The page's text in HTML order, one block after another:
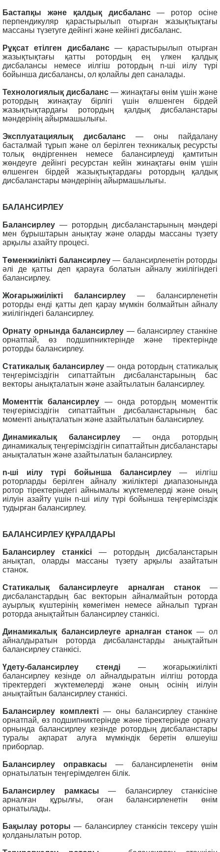
Бастапқы және қалдық дисбаланс— ротор осіне
перпендикуляр қарастырылып отырған жазықтықтағы
массаны түзетуге дейінгі және кейінгі дисбаланс.
Рұқсат етілген дисбаланс— қарастырылып отырған
жазықтықтағы қатты ротордың ең үлкен қалдық
дисбалансы немесе иілгіш ротордың n-ші иілу түрі
бойынша дисбалансы, ол қолайлы деп саналады.
Технологиялық дисбаланс — жинақтағы өнім үшін және
ротордың жинақтау бірлігі үшін өлшенген бірдей
жазықтықтардағы ротордың қалдық дисбаланстары
мәндерінің айырмашылығы.
Эксплуатациялық дисбаланс — оны пайдалану
басталмай тұрып және ол берілген техникалық ресурсты
толық өндіргеннен немесе балансирлеуді қамтитын
жөндеуге дейінгі ресурстан кейін жинақтағы өнім үшін
өлшенген бірдей жазықтықтардағы ротордың қалдық
дисбаланстары мәндерінің айырмашылығы.
БАЛАНСИРЛЕУ
Балансирлеу — ротордың дисбаланстарының мәндері
мен бұрыштарын анықтау және оларды массаны түзету
арқылы азайту процесі.
Төменжиілікті балансирлеу— балансирленетін роторды
әлі де қатты деп қарауға болатын айналу жиілігіндегі
балансирлеу.
Жоғарыжиілікті балансирлеу — балансирленетін
роторды енді қатты деп қарау мүмкін болмайтын айналу
жиілігіндегі балансирлеу.
Орнату орнында балансирлеу — балансирлеу станкіне
орнатпай, өз подшипниктерінде және тіректерінде
роторды балансирлеу.
Статикалық балансирлеу— онда ротордың статикалық
теңгерімсіздігін сипаттайтын дисбаланстарының бас
векторы анықталатын және азайтылатын балансирлеу.
Моменттік балансирлеу — онда ротордың моменттік
теңгерімсіздігін сипаттайтын дисбаланстарының бас
моменті анықталатын және азайтылатын балансирлеу.
Динамикалық балансирлеу — онда ротордың
динамикалық теңгерімсіздігін сипаттайтын дисбаланстары
анықталатын және азайтылатын балансирлеу.
n-ші иілу түрі бойынша балансирлеу— иілгіш
роторларды берілген айналу жиіліктері диапазонында
ротор тіректеріндегі айнымалы жүктемелерді және оның
иілуін азайту үшін n-ші иілу түрі бойынша теңгерімсіздік
тудырған балансирлеу.
БАЛАНСИРЛЕУ ҚҰРАЛДАРЫ
Балансирлеу станкісі — ротордың дисбаланстарын
анықтап, оларды массаны түзету арқылы азайтатын
станок.
Статикалық балансирлеуге арналған станок —
дисбаланстардың бас векторын айналмайтын роторда
ауырлық күштерінің көмегімен немесе айналып тұрған
роторда анықтайтын балансирлеу станкісі.
Динамикалық балансирлеуге арналған станок — ол
айналдыратын роторда дисбаланстарды анықтайтын
балансирлеу станкісі.
Үдету-балансирлеу стенді — жоғарыжиілікті
балансирлеу кезінде ол айналдыратын иілгіш роторда
тіректердегі жүктемелерді және оның осінің иілуін
анықтайтын балансирлеу станкісі.
Балансирлеу комплекті— оны балансирлеу станкіне
орнатпай, өз подшипниктерінде және тіректерінде орнату
орнында балансирлеу кезінде ротордың дисбаланстары
туралы ақпарат алуға мүмкіндік беретін өлшеуіш
приборлар.
Балансирлеу оправкасы — балансирленетін өнім
орнатылатын теңгерімделген білік.
Балансирлеу рамкасы — балансирлеу станкісіне
арналған құрылғы, оған балансирленетін өнім
орнатылады.
Бақылау роторы— балансирлеу станкісін тексеру үшін
қолданылатын ротор.